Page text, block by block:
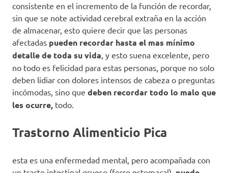
consistente en el incremento de la función de recordar,
sin que se note actividad cerebral extraña en la acción
de almacenar, esto quiere decir que las personas
afectadas pueden recordar hasta el mas mínimo
detalle de toda su vida, y esto suena excelente, pero
no todo es felicidad para estas personas, porque no solo
deben lidiar con dolores intensos de cabeza o preguntas
incómodas, sino que deben recordar todo lo malo que
les ocurre, todo.
Trastorno Alimenticio Pica
esta es una enfermedad mental, pero acompañada con